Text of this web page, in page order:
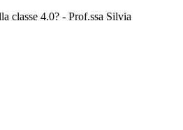
classe 4.0? - Prof.ssa Silvia